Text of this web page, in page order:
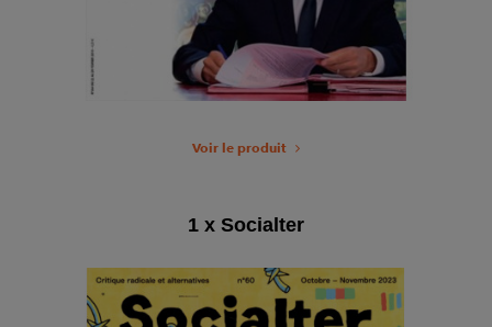
Voir le produit
1 x Socialter